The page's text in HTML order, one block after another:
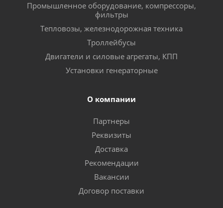
Промышленное оборудование, компрессоры,
фильтры
Тепловозы, железнодорожная техника
Троллейбусы
Двигатели и силовые агрегаты, КПП
Установки генераторные
О компании
Партнеры
Реквизиты
Доставка
Рекомендации
Вакансии
Договор поставки